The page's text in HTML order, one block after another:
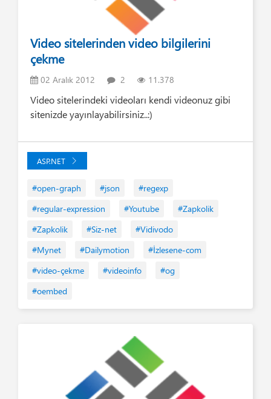
Video sitelerinden video bilgilerini
çekme
02 Aralık 2012 2 11.378
Video sitelerindeki videoları kendi videonuz gibi
sitenizde yayınlayabilirsiniz..:)
ASP.NET
#open-graph #json
#regexp
#regular-expression
#Youtube
#Zapkolik
#Zapkolik
#Siz-net
#Vidivodo
#Mynet
#Dailymotion
#İzlesene-com
#video-çekme
#videoinfo
#og
#oembed